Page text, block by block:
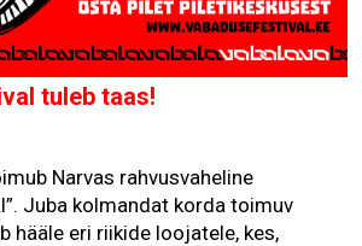
tuleb taas!
Narvas rahvusvaheline
Juba kolmandat korda toimuv
hääle eri riikide loojatele, kes,